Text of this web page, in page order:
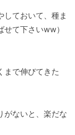
しておいて、種ま
て下さいww）
まで伸びてきた
がないと、楽だな